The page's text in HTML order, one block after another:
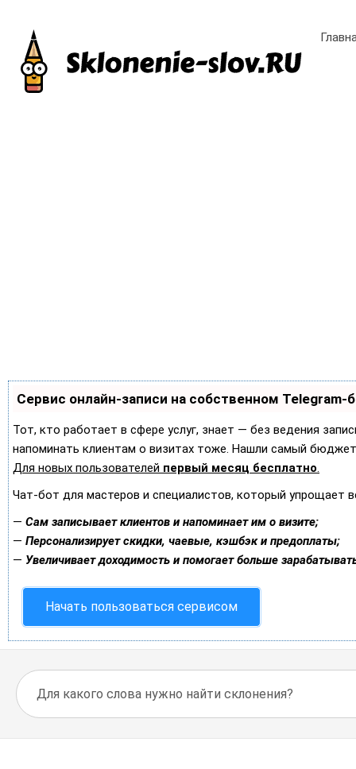
Сервис онлайн-записи на собственном Telegram-
Тот, кто работает в сфере услуг, знает — без ведения
напоминать клиентам о визитах тоже. Нашли самый
Для новых пользователей первый месяц бесплатно.
Чат-бот для мастеров и специалистов, который упрощает
— Сам записывает клиентов и напоминает им о визите;
— Персонализирует скидки, чаевые, кэшбэк и предоплаты;
— Увеличивает доходимость и помогает больше
Начать пользоваться сервисом